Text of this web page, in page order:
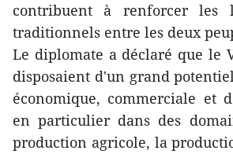
contribuent à renforcer les
traditionnels entre les deux
Le diplomate a déclaré que le
disposaient d'un grand
économique, commerciale et
en particulier dans des
production agricole, la